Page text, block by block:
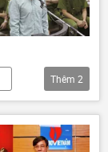
Thêm 2